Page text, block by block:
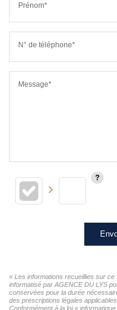
Prénom*
N° de téléphone*
Message*
« Les informations recueillies sur
informatisé par AGENCE DU LYS
conservées pour la durée
des prescriptions légales
Conformément à la loi «